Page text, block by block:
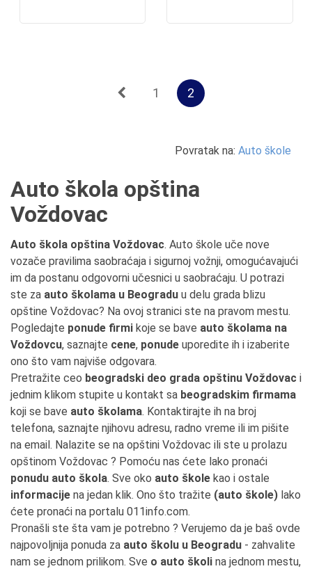
1 2
Povratak na: Auto škole
Auto škola opština
Voždovac
Auto škola opština Voždovac. Auto škole uče nove
vozače pravilima saobraćaja i sigurnoj vožnji, omogućavajući
im da postanu odgovorni učesnici u saobraćaju. U potrazi
ste za auto školama u Beogradu u delu grada blizu
opštine Voždovac? Na ovoj stranici ste na pravom mestu.
Pogledajte ponude firmi koje se bave auto školama na
Voždovcu, saznajte cene, ponude uporedite ih i izaberite
ono što vam najviše odgovara.
Pretražite ceo beogradski deo grada opštinu Voždovac i
jednim klikom stupite u kontakt sa beogradskim firmama
koji se bave auto školama. Kontaktirajte ih na broj
telefona, saznajte njihovu adresu, radno vreme ili im pišite
na email. Nalazite se na opštini Voždovac ili ste u prolazu
opštinom Voždovac ? Pomoću nas ćete lako pronaći
ponudu auto škola. Sve oko auto škole kao i ostale
informacije na jedan klik. Ono što tražite (auto škole) lako
ćete pronaći na portalu 011info.com.
Pronašli ste šta vam je potrebno ? Verujemo da je baš ovde
najpovoljnija ponuda za auto školu u Beogradu - zahvalite
nam se jednom prilikom. Sve o auto školi na jednom mestu,